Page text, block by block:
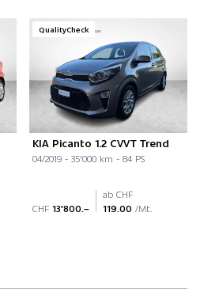
QualityCheck
KIA Picanto 1.2 CVVT Trend
04/2019 - 35'000 km - 84 PS
CHF 13'800.–
ab CHF
119.00 /Mt.